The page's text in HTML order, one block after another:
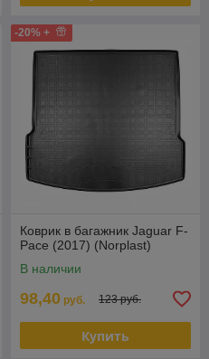
-20% +
Коврик в багажник Jaguar F-
Pace (2017) (Norplast)
В наличии
98,40 руб. 123 руб.
Купить